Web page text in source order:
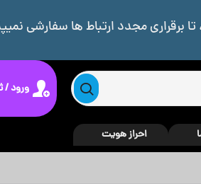
برقراری مجدد ارتباط ها سفارشی
ورود /
احراز هویت